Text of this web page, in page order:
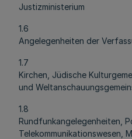
Justizministerium
1.6
Angelegenheiten der
1.7
Kirchen, Jüdische
und
1.8
Rundfunkangelegenheiten,
Telekommunikationswesen,